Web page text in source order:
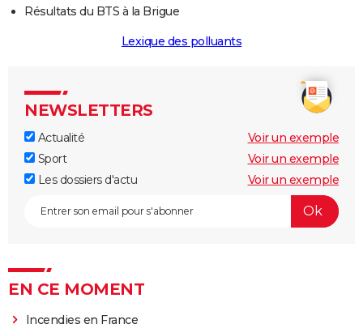
Résultats du BTS à la Brigue
Lexique des polluants
NEWSLETTERS
Actualité
Voir un exemple
Sport
Voir un exemple
Les dossiers d'actu
Voir un exemple
EN CE MOMENT
Incendies en France